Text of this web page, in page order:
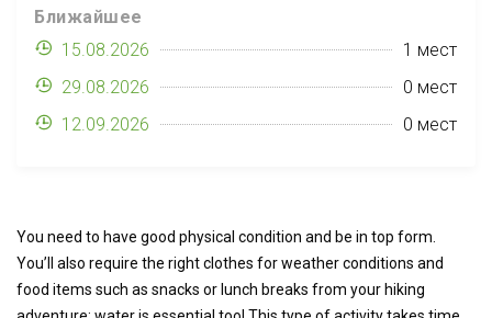
Афины, Метеоры,
Белград,...
Ближайшее
15.08.2026
1 мест
29.08.2026
0 мест
12.09.2026
0 мест
You need to have good physical condition and be in top form.
You’ll also require the right clothes for weather conditions and
food items such as snacks or lunch breaks from your hiking